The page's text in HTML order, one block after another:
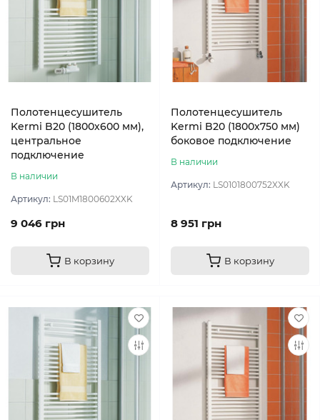
Полотенцесушитель
Kermi B20 (1800х600 мм),
центральное
подключение
В наличии
Артикул: LS01M1800602XXK
9 046 грн
В корзину
Полотенцесушитель
Kermi B20 (1800х750 мм)
боковое подключение
В наличии
Артикул: LS0101800752XXK
8 951 грн
В корзину